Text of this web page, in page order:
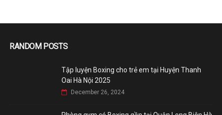
RANDOM POSTS
Tập luyện Boxing cho trẻ em tại Huyện Thanh
Oai Hà Nội 2025
December 26, 2024